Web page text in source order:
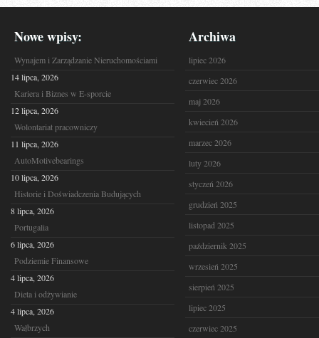
Nowe wpisy:
Wynajem i Zarządzanie Nieruchomościami
14 lipca, 2026
Kariera i Biznes w E-sporcie
12 lipca, 2026
Wolontariat pracowniczy
11 lipca, 2026
AutoMotivebearings
10 lipca, 2026
Historie i Doświadczenia Budujących
8 lipca, 2026
Portugalia
6 lipca, 2026
Podziemie Finansowe
4 lipca, 2026
Dieta i odżywianie
4 lipca, 2026
Wałbrzych
Archiwa
lipiec 2026
czerwiec 2026
maj 2026
kwiecień 2026
marzec 2026
luty 2026
styczeń 2026
grudzień 2025
listopad 2025
październik 2025
wrzesień 2025
sierpień 2025
lipiec 2025
czerwiec 2025